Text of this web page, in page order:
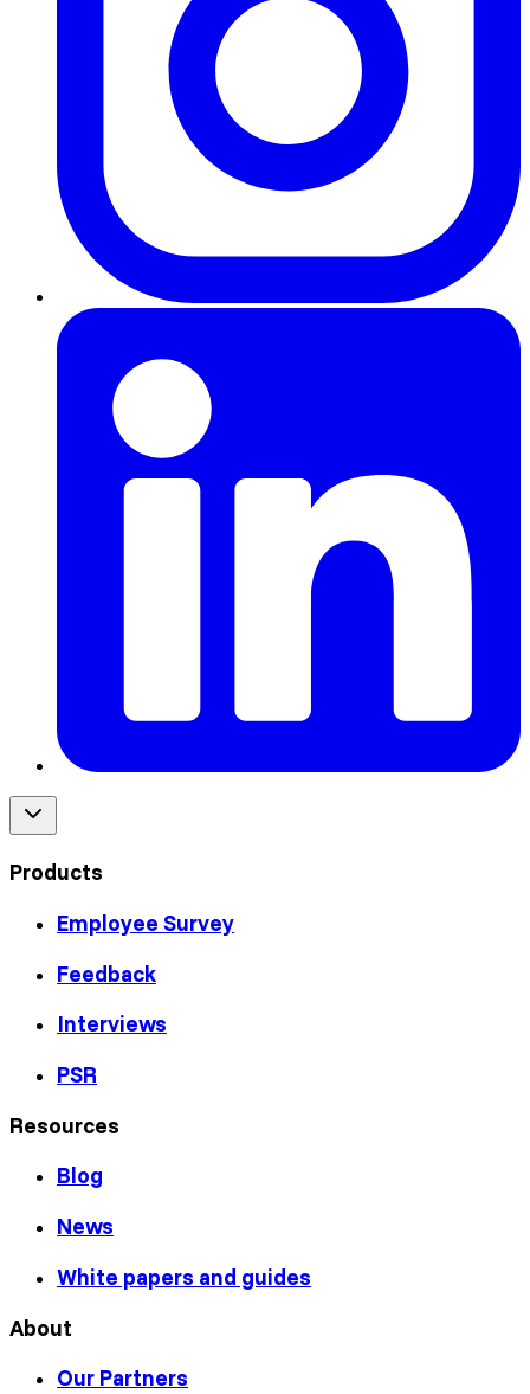
Products
Employee Survey
Feedback
Interviews
PSR
Resources
Blog
News
White papers and guides
About
Our Partners